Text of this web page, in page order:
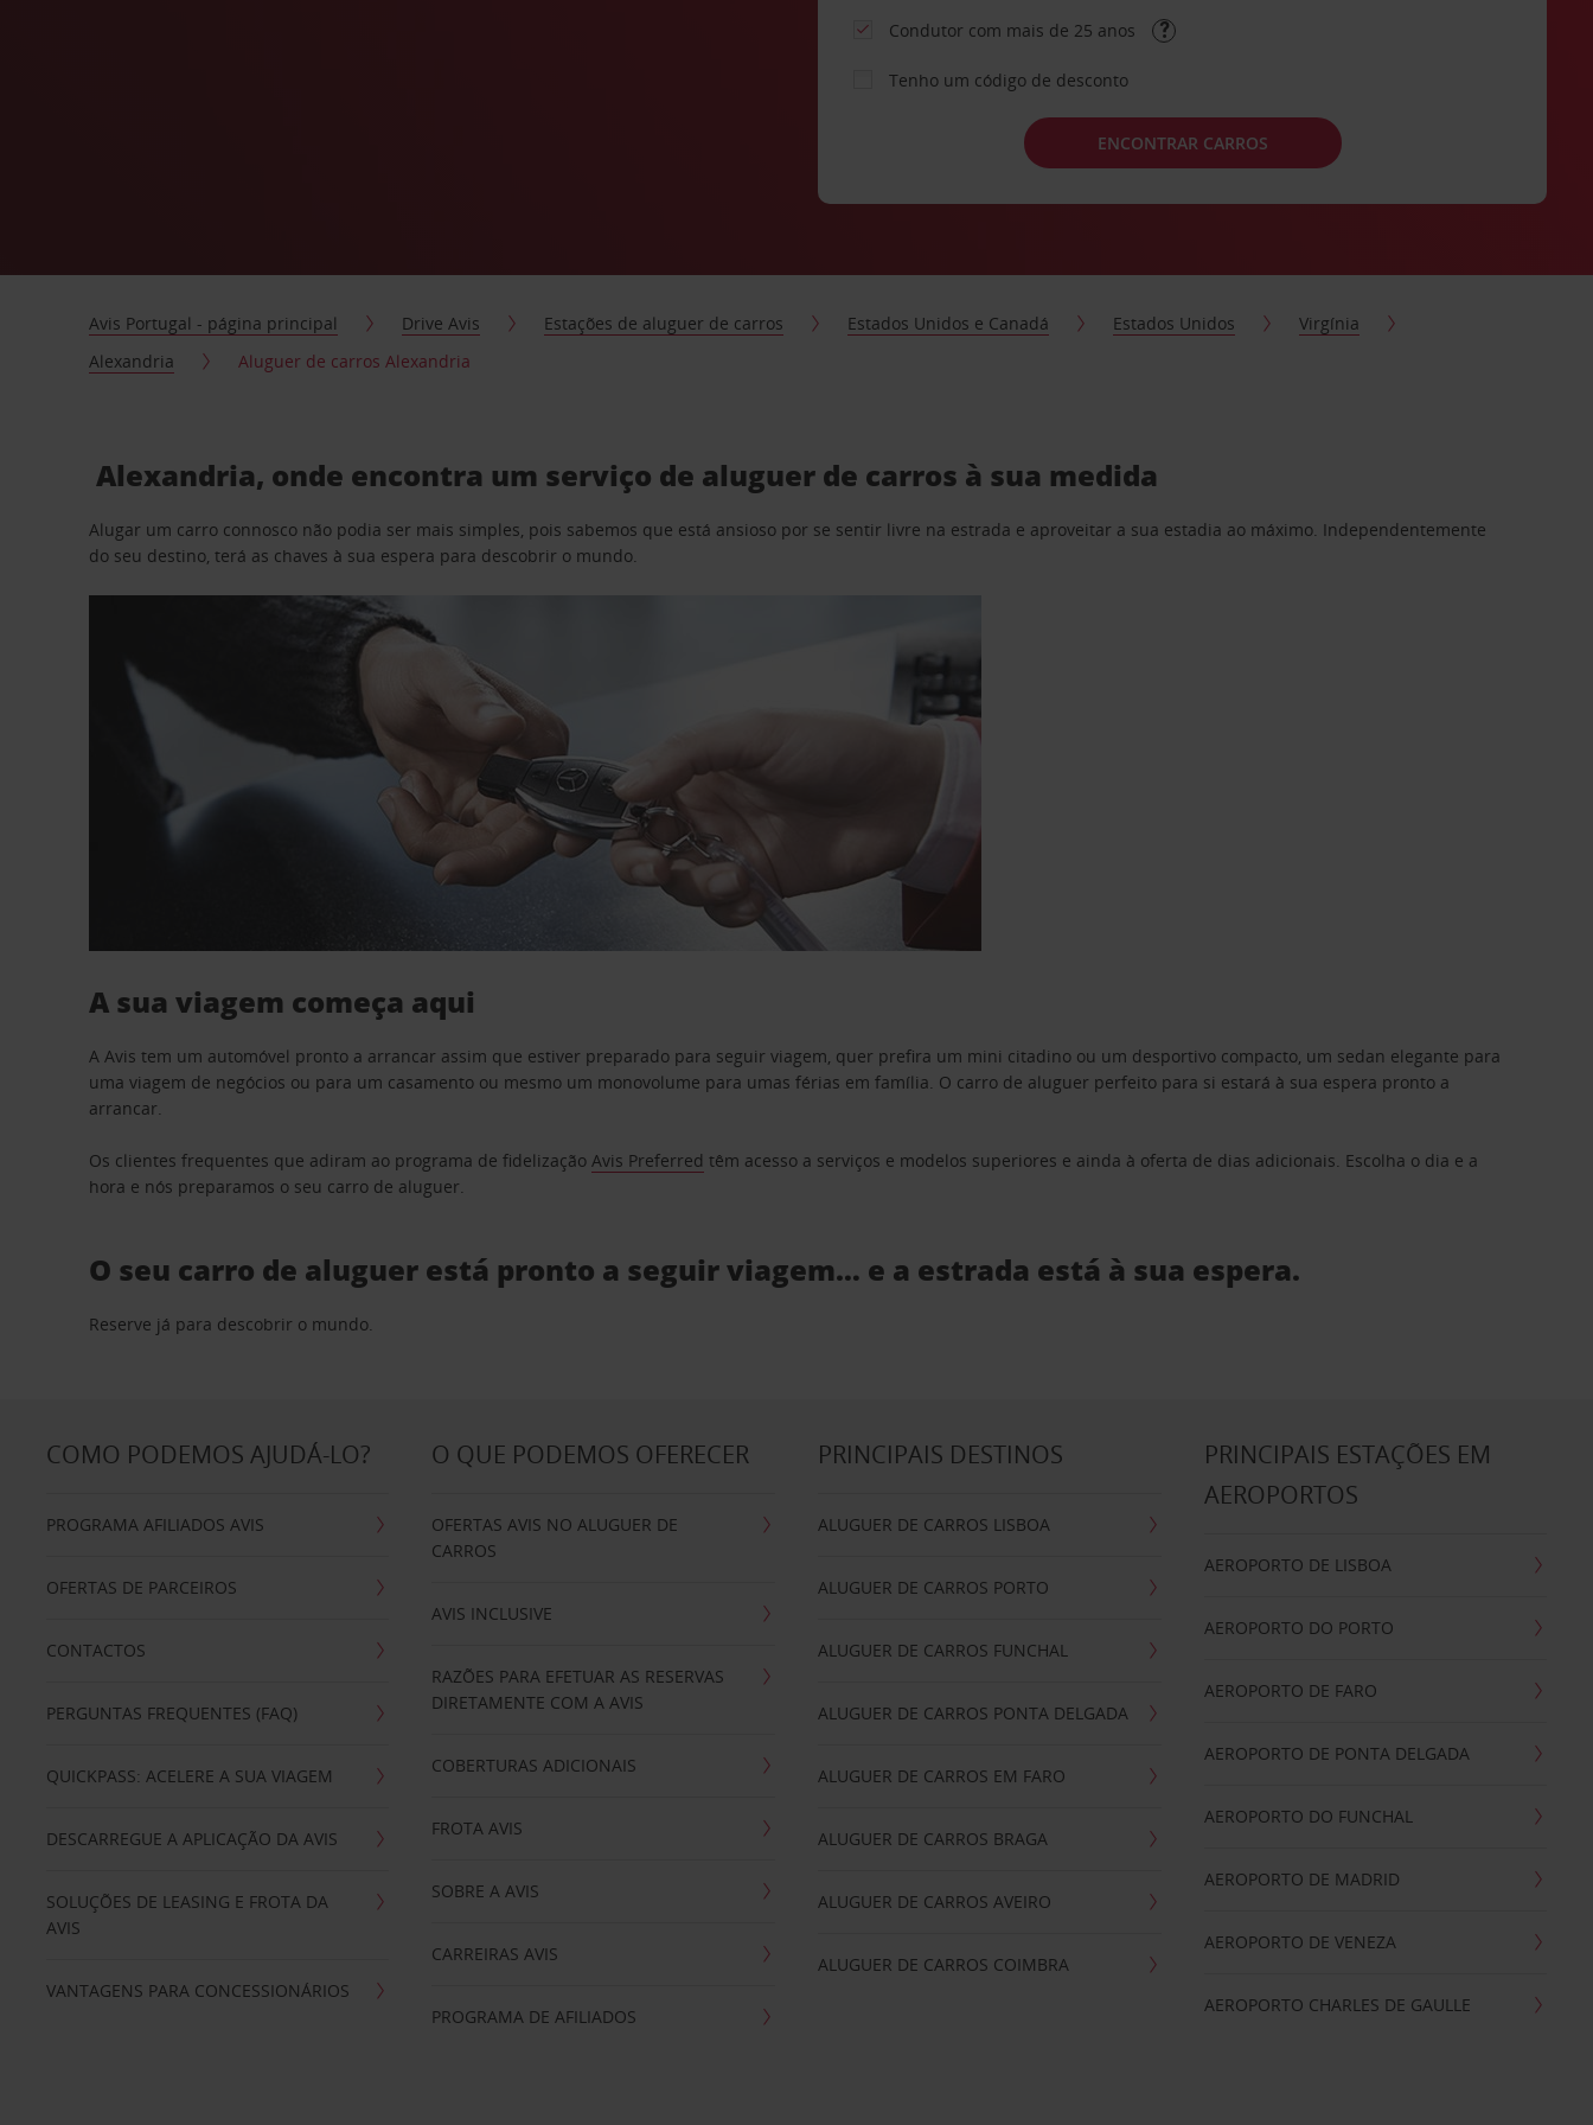
Condutor com mais de 25 anos
Tenho um código de desconto
ENCONTRAR CARROS
Avis Portugal - página principal Drive Avis Estações de aluguer de carros Estados Unidos e Canadá Estados Unidos
Virgínia
Alexandria
Aluguer de carros Alexandria
Alexandria, onde encontra um serviço de aluguer de carros à sua medida
Alugar um carro connosco não podia ser mais simples, pois sabemos que está ansioso por se sentir livre na estrada e aproveitar a sua estadia ao máximo. Independentemente
do seu destino, terá as chaves à sua espera para descobrir o mundo.
A sua viagem começa aqui
A Avis tem um automóvel pronto a arrancar assim que estiver preparado para seguir viagem, quer prefira um mini citadino ou um desportivo compacto, um sedan elegante para
uma viagem de negócios ou para um casamento ou mesmo um monovolume para umas férias em família. O carro de aluguer perfeito para si estará à sua espera pronto a
arrancar.
Os clientes frequentes que adiram ao programa de fidelizaçãoAvis Preferred têm acesso a serviços e modelos superiores e ainda à oferta de dias adicionais. Escolha o dia e a
hora e nós preparamos o seu carro de aluguer.
O seu carro de aluguer está pronto a seguir viagem… e a estrada está à sua espera.
Reserve já para descobrir o mundo.
COMO PODEMOS AJUDÁ-LO?
PROGRAMA AFILIADOS AVIS
OFERTAS DE PARCEIROS
CONTACTOS
PERGUNTAS FREQUENTES (FAQ)
QUICKPASS: ACELERE A SUA VIAGEM
DESCARREGUE A APLICAÇÃO DA AVIS
SOLUÇÕES DE LEASING E FROTA DA
AVIS
VANTAGENS PARA CONCESSIONÁRIOS
O QUE PODEMOS OFERECER
OFERTAS AVIS NO ALUGUER DE
CARROS
AVIS INCLUSIVE
RAZÕES PARA EFETUAR AS RESERVAS
DIRETAMENTE COM A AVIS
COBERTURAS ADICIONAIS
FROTA AVIS
SOBRE A AVIS
CARREIRAS AVIS
PROGRAMA DE AFILIADOS
PRINCIPAIS DESTINOS
ALUGUER DE CARROS LISBOA
ALUGUER DE CARROS PORTO
ALUGUER DE CARROS FUNCHAL
ALUGUER DE CARROS PONTA DELGADA
ALUGUER DE CARROS EM FARO
ALUGUER DE CARROS BRAGA
ALUGUER DE CARROS AVEIRO
ALUGUER DE CARROS COIMBRA
PRINCIPAIS ESTAÇÕES EM
AEROPORTOS
AEROPORTO DE LISBOA
AEROPORTO DO PORTO
AEROPORTO DE FARO
AEROPORTO DE PONTA DELGADA
AEROPORTO DO FUNCHAL
AEROPORTO DE MADRID
AEROPORTO DE VENEZA
AEROPORTO CHARLES DE GAULLE